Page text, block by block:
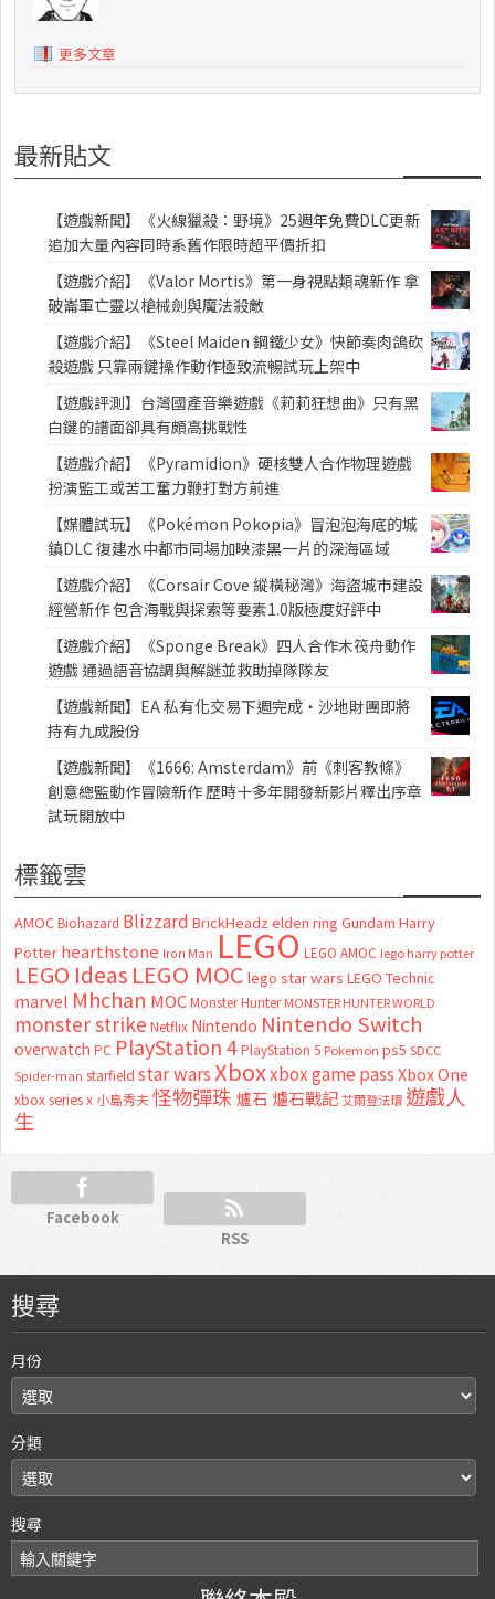
更多文章
最新貼文
【遊戲新聞】《火線獵殺：野境》25週年免費DLC更新
追加大量內容同時系舊作限時超平價折扣
【遊戲介紹】《Valor Mortis》第一身視點類魂新作 拿
破崙軍亡靈以槍械劍與魔法殺敵
【遊戲介紹】《Steel Maiden 鋼鐵少女》快節奏肉鴿砍
殺遊戲 只靠兩鍵操作動作極致流暢試玩上架中
【遊戲評測】台灣國產音樂遊戲《莉莉狂想曲》只有黑
白鍵的譜面卻具有頗高挑戰性
【遊戲介紹】《Pyramidion》硬核雙人合作物理遊戲
扮演監工或苦工奮力鞭打對方前進
【媒體試玩】《Pokémon Pokopia》冒泡泡海底的城
鎮DLC 復建水中都市同場加映漆黑一片的深海區域
【遊戲介紹】《Corsair Cove 縱橫秘灣》海盜城市建設
經營新作 包含海戰與探索等要素1.0版極度好評中
【遊戲介紹】《Sponge Break》四人合作木筏舟動作
遊戲 通過語音協調與解謎並救助掉隊隊友
【遊戲新聞】EA 私有化交易下週完成・沙地財團即將
持有九成股份
【遊戲新聞】《1666: Amsterdam》前《刺客教條》
創意總監動作冒險新作 歷時十多年開發新影片釋出序章
試玩開放中
標籤雲
AMOC Biohazard Blizzard BrickHeadz elden ring Gundam Harry
Potter hearthstone Iron Man LEGO LEGO AMOC lego harry potter
LEGO Ideas LEGO MOC lego star wars LEGO Technic
marvel Mhchan MOC Monster Hunter MONSTER HUNTER WORLD
monster strike Netflix Nintendo Nintendo Switch
overwatch PC PlayStation 4 PlayStation 5 Pokemon ps5 SDCC
Spider-man starfield star warsXboxxbox game passXbox One
xbox series x 小島秀夫怪物彈珠 爐石 爐石戰記艾爾登法環 遊戲人
生
Facebook
RSS
搜尋
月份
分類
搜尋